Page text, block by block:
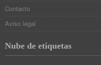
Contacto
Aviso legal
Nube de etiquetas